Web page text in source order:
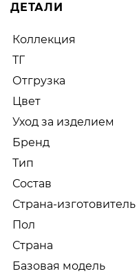
ДЕТАЛИ
Коллекция
ТГ
Отгрузка
Цвет
Уход за изделием
Бренд
Тип
Состав
Страна-изготовитель
Пол
Страна
Базовая модель